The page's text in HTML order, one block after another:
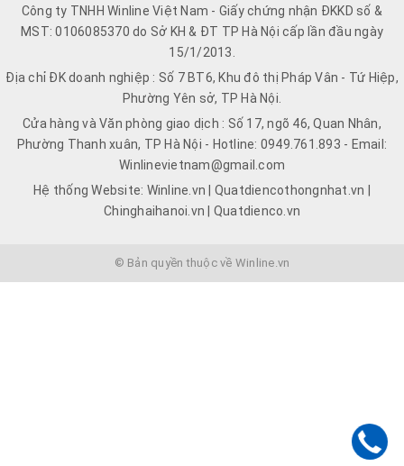
Công ty TNHH Winline Việt Nam - Giấy chứng nhận ĐKKD số &
MST: 0106085370 do Sở KH & ĐT TP Hà Nội cấp lần đầu ngày
15/1/2013.
Địa chỉ ĐK doanh nghiệp : Số 7 BT6, Khu đô thị Pháp Vân - Tứ Hiệp,
Phường Yên sở, TP Hà Nội.
Cửa hàng và Văn phòng giao dịch : Số 17, ngõ 46, Quan Nhân,
Phường Thanh xuân, TP Hà Nội - Hotline: 0949.761.893 - Email:
Winlinevietnam@gmail.com
Hệ thống Website: Winline.vn | Quatdiencothongnhat.vn |
Chinghaihanoi.vn | Quatdienco.vn
© Bản quyền thuộc về Winline.vn